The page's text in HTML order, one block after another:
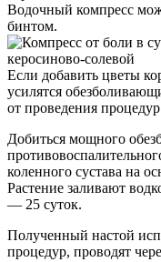
Водочный компресс
бинтом.
Если добавить цветы
усилятся
от проведения
Добиться мощного
коленного сустава на
Растение заливают
— 25 суток.
Полученный настой
процедур, проводят